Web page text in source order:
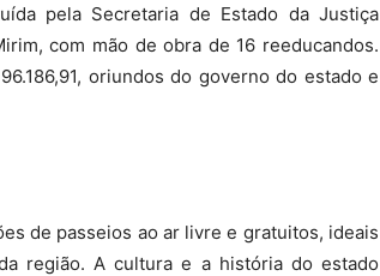
pela Secretaria de Estado da Justiça
com mão de obra de 16 reeducandos.
oriundos do governo do estado e
de passeios ao ar livre e gratuitos, ideais
região. A cultura e a história do estado